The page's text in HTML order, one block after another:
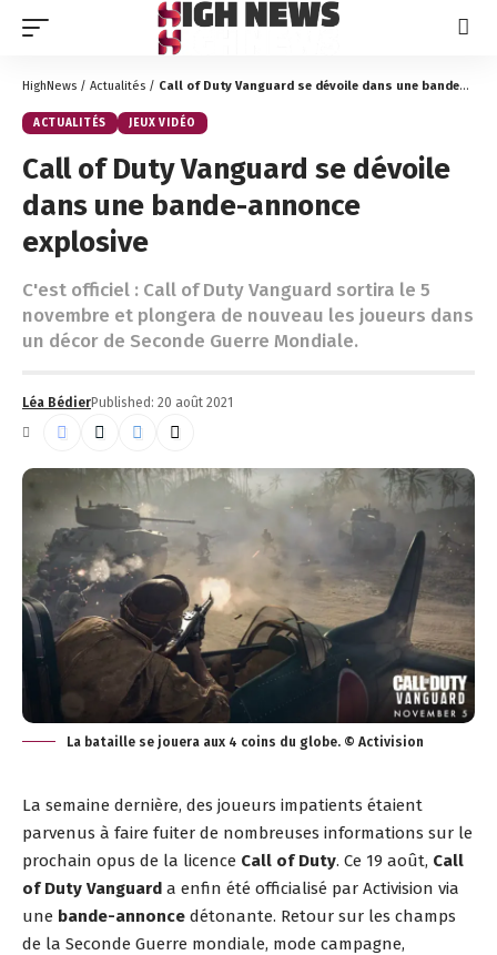
HighNews / Actualités / Call of Duty Vanguard se dévoile dans une bande-annonce explosive
ACTUALITÉS JEUX VIDÉO
Call of Duty Vanguard se dévoile
dans une bande-annonce
explosive
C'est officiel : Call of Duty Vanguard sortira le 5
novembre et plongera de nouveau les joueurs dans
un décor de Seconde Guerre Mondiale.
Léa BédierPublished: 20 août 2021
La bataille se jouera aux 4 coins du globe. © Activision
La semaine dernière, des joueurs impatients étaient
parvenus à faire fuiter de nombreuses informations sur le
prochain opus de la licence Call of Duty. Ce 19 août, Call
of Duty Vanguard a enfin été officialisé par Activision via
une bande-annonce détonante. Retour sur les champs
de la Seconde Guerre mondiale, mode campagne,